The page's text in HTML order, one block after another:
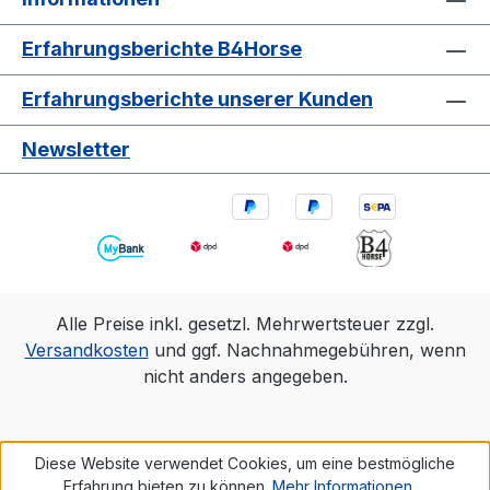
Erfahrungsberichte B4Horse
Erfahrungsberichte unserer Kunden
Newsletter
Alle Preise inkl. gesetzl. Mehrwertsteuer zzgl.
Versandkostenund ggf. Nachnahmegebühren, wenn
nicht anders angegeben.
Diese Website verwendet Cookies, um eine bestmögliche
Erfahrung bieten zu können. Mehr Informationen ...